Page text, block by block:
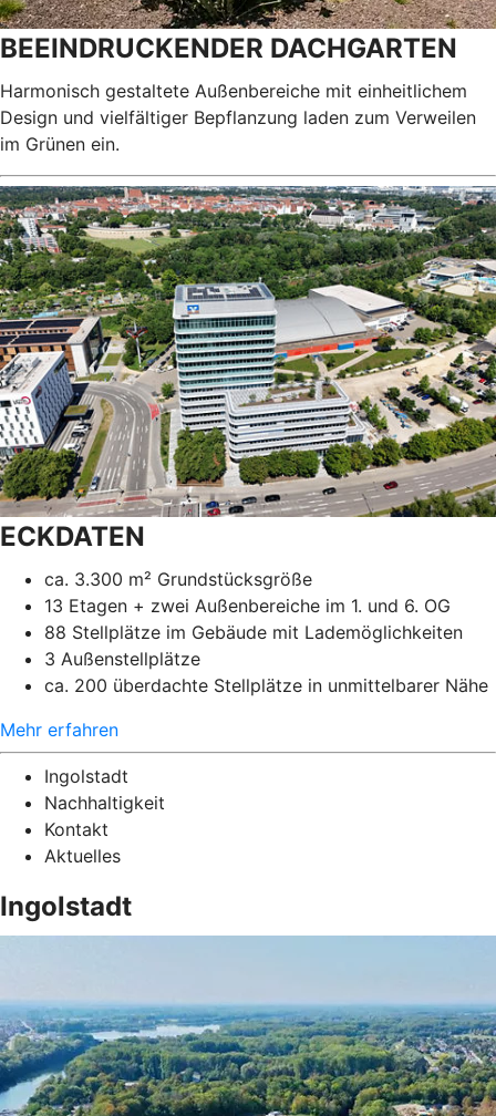
BEEINDRUCKENDER DACHGARTEN
Harmonisch gestaltete Außenbereiche mit einheitlichem
Design und vielfältiger Bepflanzung laden zum Verweilen
im Grünen ein.
ECKDATEN
ca. 3.300 m² Grundstücksgröße
13 Etagen + zwei Außenbereiche im 1. und 6. OG
88 Stellplätze im Gebäude mit Lademöglichkeiten
3 Außenstellplätze
ca. 200 überdachte Stellplätze in unmittelbarer Nähe
Mehr erfahren
Ingolstadt
Nachhaltigkeit
Kontakt
Aktuelles
Ingolstadt